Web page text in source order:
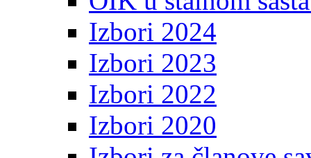
Izbori 2024
Izbori 2023
Izbori 2022
Izbori 2020